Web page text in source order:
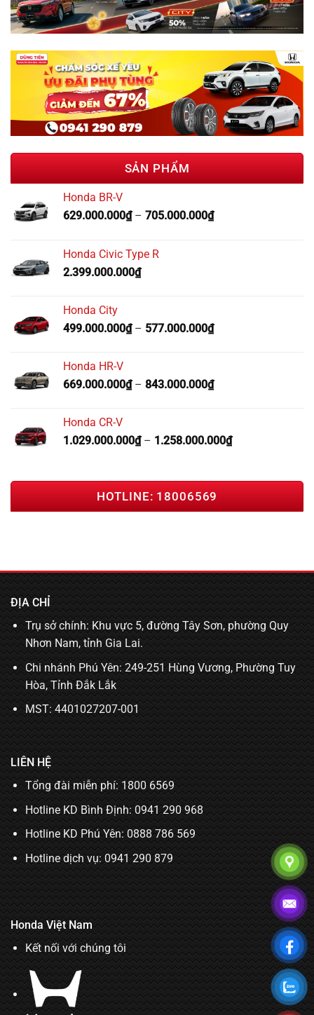
SẢN PHẨM
Honda BR-V
629.000.000₫– 705.000.000₫
Honda Civic Type R
2.399.000.000₫
Honda City
499.000.000₫– 577.000.000₫
Honda HR-V
669.000.000₫– 843.000.000₫
Honda CR-V
1.029.000.000₫– 1.258.000.000₫
HOTLINE: 18006569
ĐỊA CHỈ
Trụ sở chính: Khu vực 5, đường Tây Sơn, phường Quy
Nhơn Nam, tỉnh Gia Lai.
Chi nhánh Phú Yên: 249-251 Hùng Vương, Phường Tuy
Hòa, Tỉnh Đắk Lắk
MST: 4401027207-001
LIÊN HỆ
Tổng đài miễn phí: 1800 6569
Hotline KD Bình Định:0941 290 968
Hotline KD Phú Yên:0888 786 569
Hotline dịch vụ: 0941 290 879
Honda Việt Nam
Kết nối với chúng tôi